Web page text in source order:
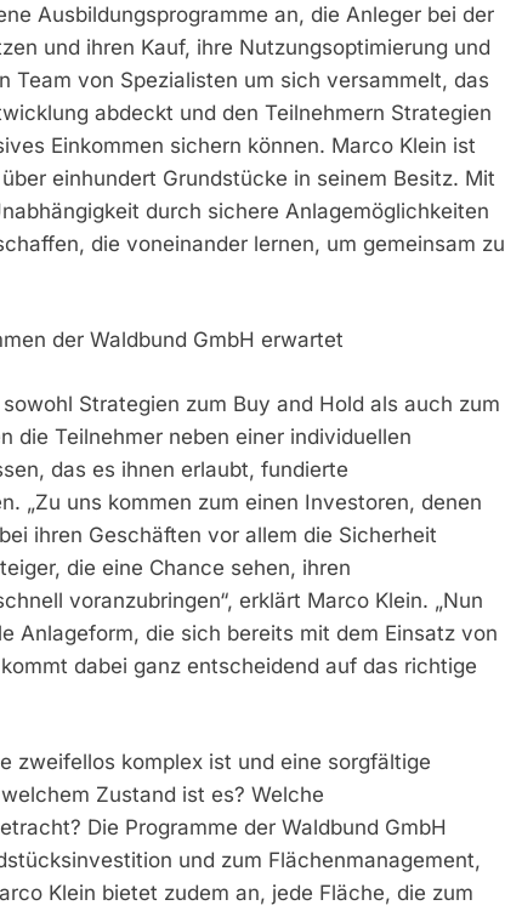
Ausbildungsprogramme an, die Anleger bei der
und ihren Kauf, ihre Nutzungsoptimierung und
Team von Spezialisten um sich versammelt, das
abdeckt und den Teilnehmern Strategien
Einkommen sichern können. Marco Klein ist
einhundert Grundstücke in seinem Besitz. Mit
durch sichere Anlagemöglichkeiten
die voneinander lernen, um gemeinsam zu
der Waldbund GmbH erwartet
Strategien zum Buy and Hold als auch zum
die Teilnehmer neben einer individuellen
das es ihnen erlaubt, fundierte
„Zu uns kommen zum einen Investoren, denen
ihren Geschäften vor allem die Sicherheit
die eine Chance sehen, ihren
voranzubringen“, erklärt Marco Klein. „Nun
Anlageform, die sich bereits mit dem Einsatz von
dabei ganz entscheidend auf das richtige
zweifellos komplex ist und eine sorgfältige
Zustand ist es? Welche
Die Programme der Waldbund GmbH
und zum Flächenmanagement,
Klein bietet zudem an, jede Fläche, die zum